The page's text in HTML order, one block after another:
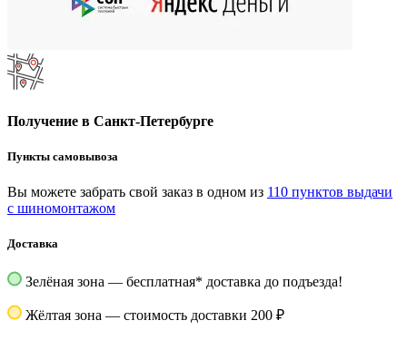
Получение в Санкт-Петербурге
Пункты самовывоза
Вы можете забрать свой заказ в одном из 110 пунктов выдачи
с шиномонтажом
Доставка
Зелёная зона — бесплатная* доставка до подъезда!
Жёлтая зона — стоимость доставки 200 ₽